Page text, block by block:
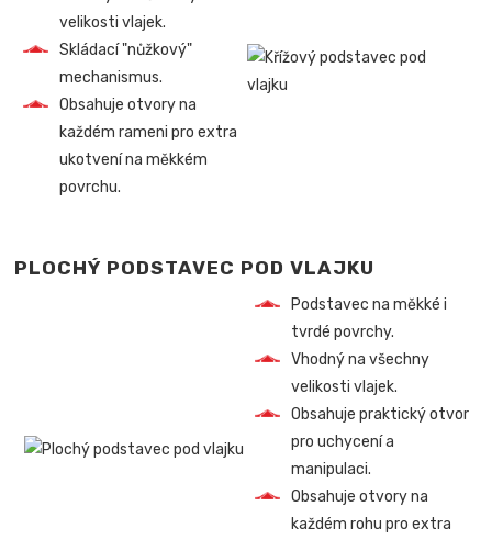
velikosti vlajek.
Skládací "nůžkový"
mechanismus.
Obsahuje otvory na
každém rameni pro extra
ukotvení na měkkém
povrchu.
PLOCHÝ PODSTAVEC POD VLAJKU
Podstavec na měkké i
tvrdé povrchy.
Vhodný na všechny
velikosti vlajek.
Obsahuje praktický otvor
pro uchycení a
manipulaci.
Obsahuje otvory na
každém rohu pro extra